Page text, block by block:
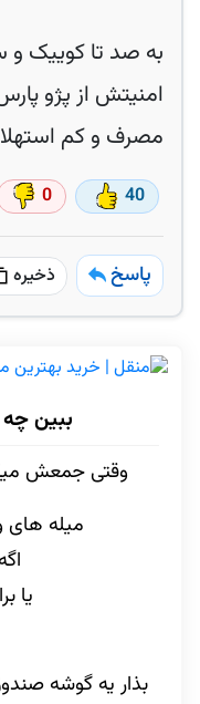
به صد تا کوییک و
امنیتش از پژو
مصرف و کم
40
0
پاسخ ذخیره
ببین
وقتی جمعش
میله
یا
بذار یه گوشه